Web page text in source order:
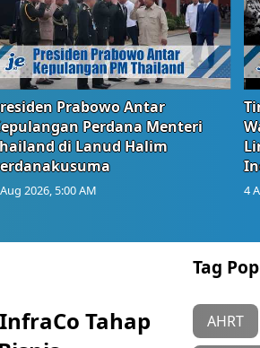
Prabowo Antar
Perdana Menteri
di Lanud Halim
2026, 5:00 AM 4
Tahap
Tag
AHRT